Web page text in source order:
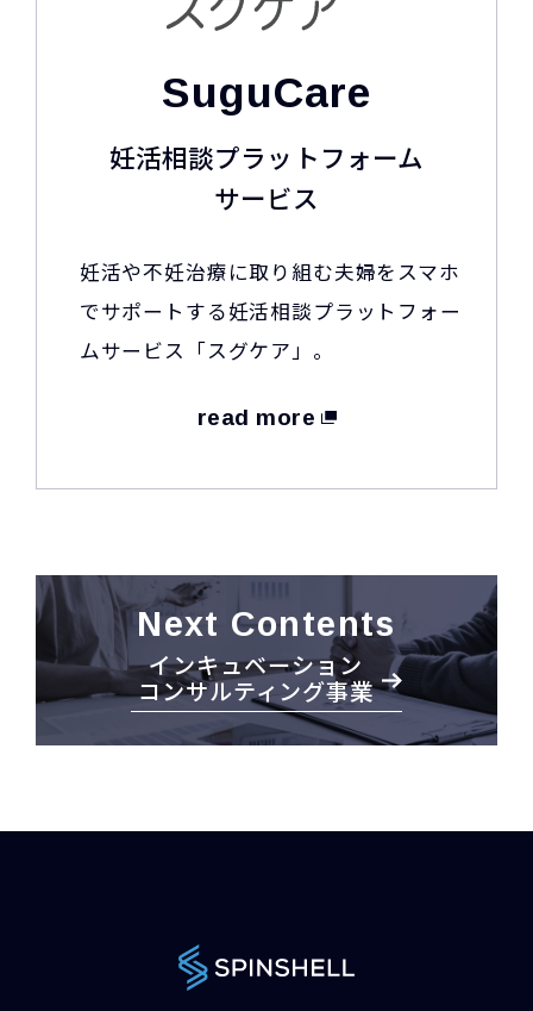
SuguCare
妊活相談プラットフォーム
サービス
妊活や不妊治療に取り組む夫婦をスマホ
でサポートする妊活相談プラットフォー
ムサービス「スグケア」。
read more
Next Contents
インキュベーション
コンサルティング事業